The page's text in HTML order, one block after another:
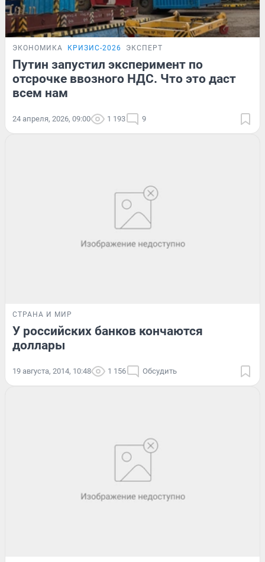
ЭКОНОМИКА КРИЗИС-2026 ЭКСПЕРТ
Путин запустил эксперимент по
отсрочке ввозного НДС. Что это даст
всем нам
24 апреля, 2026, 09:00 1 193 9
СТРАНА И МИР
У российских банков кончаются
доллары
19 августа, 2014, 10:48 1 156 Обсудить